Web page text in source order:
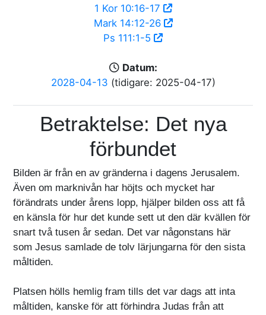
1 Kor 10:16-17
Mark 14:12-26
Ps 111:1-5
Datum:
2028-04-13 (tidigare: 2025-04-17)
Betraktelse: Det nya
förbundet
Bilden är från en av gränderna i dagens Jerusalem.
Även om marknivån har höjts och mycket har
förändrats under årens lopp, hjälper bilden oss att få
en känsla för hur det kunde sett ut den där kvällen för
snart två tusen år sedan. Det var någonstans här
som Jesus samlade de tolv lärjungarna för den sista
måltiden.
Platsen hölls hemlig fram tills det var dags att inta
måltiden, kanske för att förhindra Judas från att